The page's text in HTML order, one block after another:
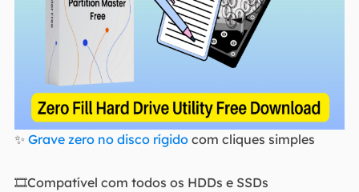
✨ Grave zero no disco rígidocom cliques simples
🎞️Compatível com todos os HDDs e SSDs